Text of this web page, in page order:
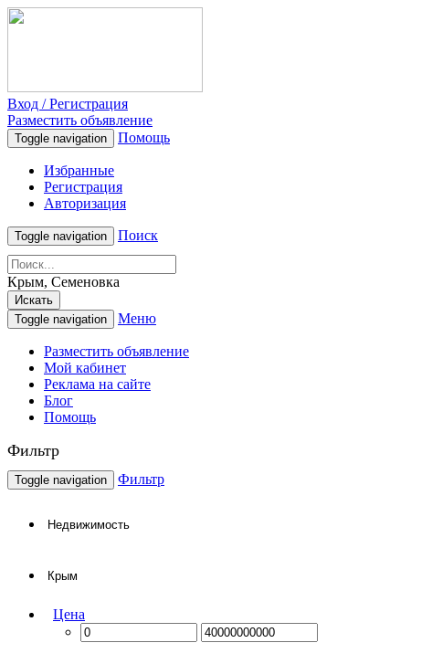
Вход / Регистрация
Разместить объявление
Toggle navigation Помощь
Избранные
Регистрация
Авторизация
Toggle navigation Поиск
Крым, Семеновка
Искать
Toggle navigation
Меню
Разместить объявление
Мой кабинет
Реклама на сайте
Блог
Помощь
Фильтр
Toggle navigation Фильтр
Цена